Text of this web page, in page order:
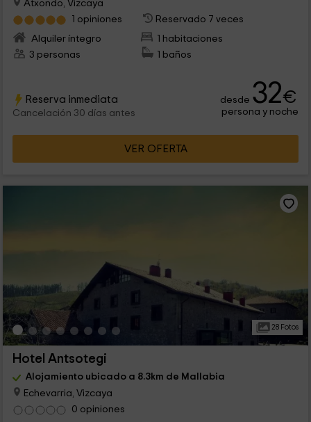
Atxondo, Vizcaya
1 opiniones
Reservado 7 veces
Alquiler íntegro
1 habitaciones
3 personas
1 baños
Reserva inmediata
Cancelación 30 días antes
desde 32€
persona y noche
VER OFERTA
28 Fotos
Hotel Antsotegi
Alojamiento ubicado a 8.3km de Mallabia
Echevarria, Vizcaya
0 opiniones